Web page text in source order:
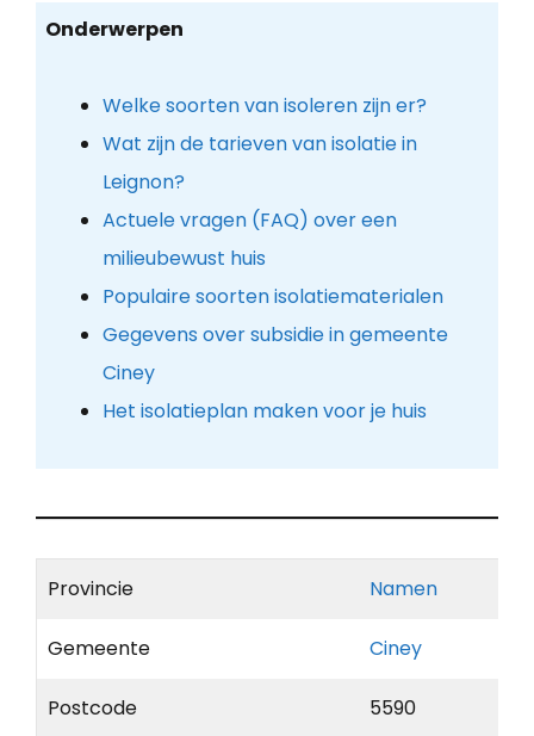
Onderwerpen
Welke soorten van isoleren zijn er?
Wat zijn de tarieven van isolatie in
Leignon?
Actuele vragen (FAQ) over een
milieubewust huis
Populaire soorten isolatiematerialen
Gegevens over subsidie in gemeente
Ciney
Het isolatieplan maken voor je huis
Provincie Namen
Gemeente Ciney
Postcode 5590